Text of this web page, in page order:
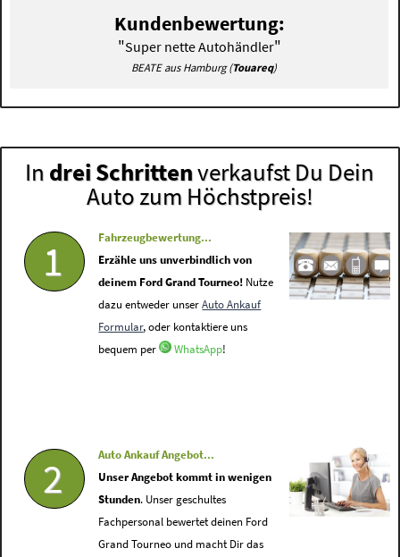
Kundenbewertung:
"Super nette Autohändler"
BEATE aus Hamburg (Touareq)
In drei Schrittenverkaufst Du Dein
Auto zum Höchstpreis!
1
Fahrzeugbewertung...
Erzähle uns unverbindlich von
deinem Ford Grand Tourneo! Nutze
dazu entweder unserAuto Ankauf
Formular, oder kontaktiere uns
bequem per
WhatsApp!
2
Auto Ankauf Angebot...
Unser Angebot kommt in wenigen
Stunden. Unser geschultes
Fachpersonal bewertet deinen Ford
Grand Tourneo und macht Dir das